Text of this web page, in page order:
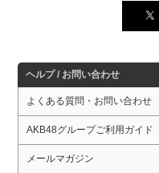
ヘルプ / お問い合わせ
よくある質問・お問い合わせ
AKB48グループご利用ガイド
メールマガジン